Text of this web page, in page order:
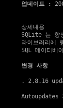
업데이트 :
상세내용
SQLite 는 향
라이브러리에
SQL 데이터베
변경 사항
. 2.8.16
Autoupdates